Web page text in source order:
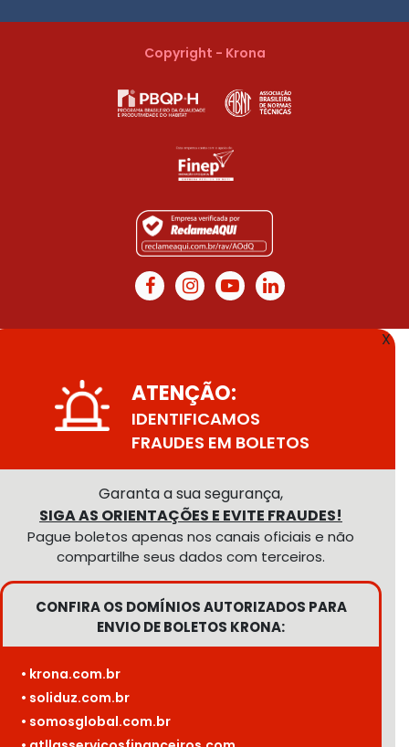
Copyright - Krona
X
ATENÇÃO:
IDENTIFICAMOS
FRAUDES EM BOLETOS
Garanta a sua segurança,
SIGA AS ORIENTAÇÕES E EVITE FRAUDES!
Pague boletos apenas nos canais oficiais e não
compartilhe seus dados com terceiros.
CONFIRA OS DOMÍNIOS AUTORIZADOS PARA
ENVIO DE BOLETOS KRONA:
• krona.com.br
• soliduz.com.br
• somosglobal.com.br